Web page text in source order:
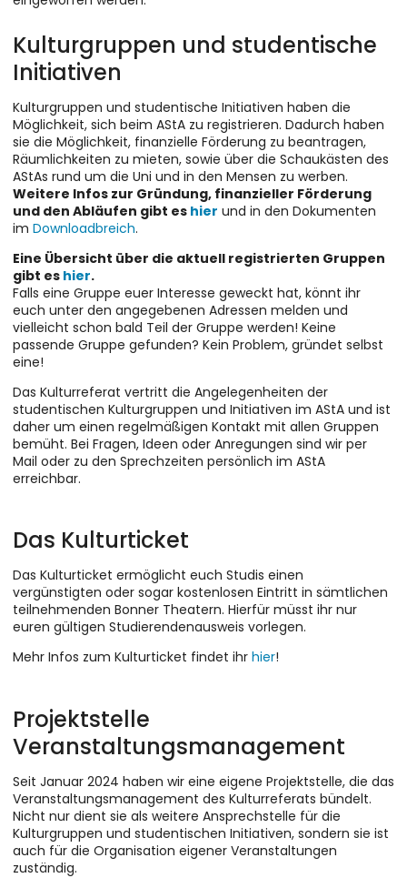
Kulturgruppen und studentische
Initiativen
Kulturgruppen und studentische Initiativen haben die
Möglichkeit, sich beim AStA zu registrieren. Dadurch haben
sie die Möglichkeit, finanzielle Förderung zu beantragen,
Räumlichkeiten zu mieten, sowie über die Schaukästen des
AStAs rund um die Uni und in den Mensen zu werben.
Weitere Infos zur Gründung, finanzieller Förderung
und den Abläufen gibt es hier und in den Dokumenten
im Downloadbreich.
Eine Übersicht über die aktuell registrierten Gruppen
gibt es hier.
Falls eine Gruppe euer Interesse geweckt hat, könnt ihr
euch unter den angegebenen Adressen melden und
vielleicht schon bald Teil der Gruppe werden! Keine
passende Gruppe gefunden? Kein Problem, gründet selbst
eine!
Das Kulturreferat vertritt die Angelegenheiten der
studentischen Kulturgruppen und Initiativen im AStA und ist
daher um einen regelmäßigen Kontakt mit allen Gruppen
bemüht. Bei Fragen, Ideen oder Anregungen sind wir per
Mail oder zu den Sprechzeiten persönlich im AStA
erreichbar.
Das Kulturticket
Das Kulturticket ermöglicht euch Studis einen
vergünstigten oder sogar kostenlosen Eintritt in sämtlichen
teilnehmenden Bonner Theatern. Hierfür müsst ihr nur
euren gültigen Studierendenausweis vorlegen.
Mehr Infos zum Kulturticket findet ihr hier!
Projektstelle
Veranstaltungsmanagement
Seit Januar 2024 haben wir eine eigene Projektstelle, die das
Veranstaltungsmanagement des Kulturreferats bündelt.
Nicht nur dient sie als weitere Ansprechstelle für die
Kulturgruppen und studentischen Initiativen, sondern sie ist
auch für die Organisation eigener Veranstaltungen
zuständig.